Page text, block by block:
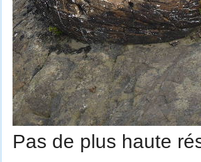
Pas de plus haute